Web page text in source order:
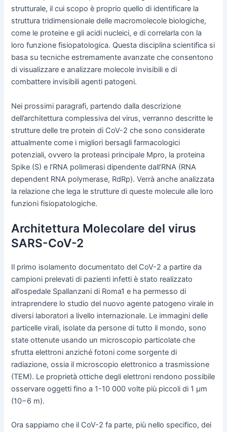
strutturale, il cui scopo è proprio quello di identificare la
struttura tridimensionale delle macromolecole biologiche,
come le proteine e gli acidi nucleici, e di correlarla con la
loro funzione fisiopatologica. Questa disciplina scientifica si
basa su tecniche estremamente avanzate che consentono
di visualizzare e analizzare molecole invisibili e di
combattere invisibili agenti patogeni.
Nei prossimi paragrafi, partendo dalla descrizione
dell’architettura complessiva del virus, verranno descritte le
strutture delle tre protein di CoV-2 che sono considerate
attualmente come i migliori bersagli farmacologici
potenziali, ovvero la proteasi principale Mpro, la proteina
Spike (S) e l’RNA polimerasi dipendente dall’RNA (RNA
dependent RNA polymerase, RdRp). Verrà anche analizzata
la relazione che lega le strutture di queste molecule alle loro
funzioni fisiopatologiche.
Architettura Molecolare del virus
SARS-CoV-2
Il primo isolamento documentato del CoV-2 a partire da
campioni prelevati di pazienti infetti è stato realizzato
all’ospedale Spallanzani di Roma1 e ha permesso di
intraprendere lo studio del nuovo agente patogeno virale in
diversi laboratori a livello internazionale. Le immagini delle
particelle virali, isolate da persone di tutto il mondo, sono
state ottenute usando un microscopio particolate che
sfrutta elettroni anziché fotoni come sorgente di
radiazione, ossia il microscopio elettronico a trasmissione
(TEM). Le proprietà ottiche degli elettroni rendono possibile
osservare oggetti fino a 1-10 000 volte più piccoli di 1 µm
(10−6 m).
Ora sappiamo che il CoV-2 fa parte, più nello specifico, dei